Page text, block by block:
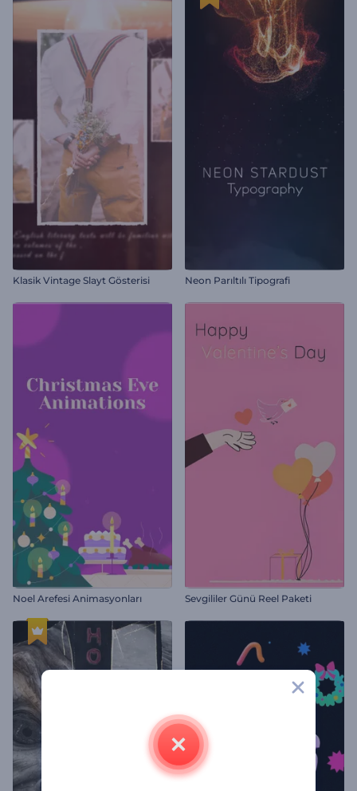
Klasik Vintage Slayt Gösterisi Neon Parıltılı Tipografi
Noel Arefesi Animasyonları Sevgililer Günü Reel Paketi